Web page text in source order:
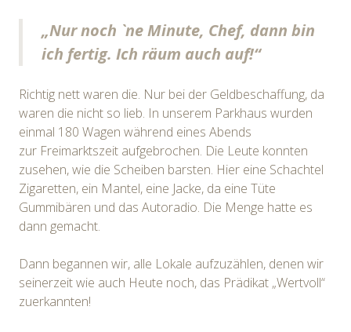
„Nur noch `ne Minute, Chef, dann bin
ich fertig. Ich räum auch auf!“
Richtig nett waren die. Nur bei der Geldbeschaffung, da
waren die nicht so lieb. In unserem Parkhaus wurden
einmal 180 Wagen während eines Abends
zur Freimarktszeit aufgebrochen. Die Leute konnten
zusehen, wie die Scheiben barsten. Hier eine Schachtel
Zigaretten, ein Mantel, eine Jacke, da eine Tüte
Gummibären und das Autoradio. Die Menge hatte es
dann gemacht.
Dann begannen wir, alle Lokale aufzuzählen, denen wir
seinerzeit wie auch Heute noch, das Prädikat „Wertvoll“
zuerkannten!